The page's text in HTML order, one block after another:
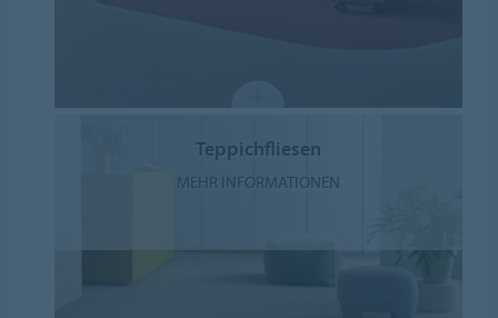
Teppichfliesen
MEHR INFORMATIONEN